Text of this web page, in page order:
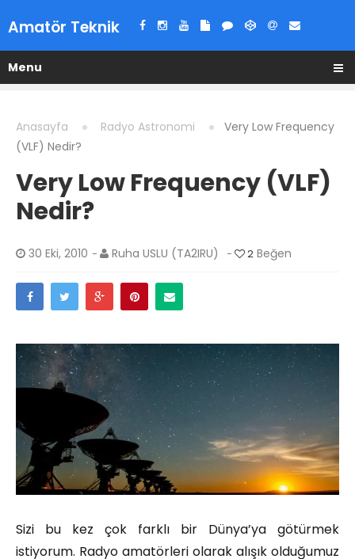
Amatör Teknik
Menu
Anasayfa Radyo Astronomi
Very Low Frequency
(VLF) Nedir?
Very Low Frequency (VLF)
Nedir?
30 Eki, 2010 - Ruha USLU (TA2IRU) - 2 Beğen
Sizi bu kez çok farklı bir Dünya’ya götürmek
istiyorum. Radyo amatörleri olarak alışık olduğumuz